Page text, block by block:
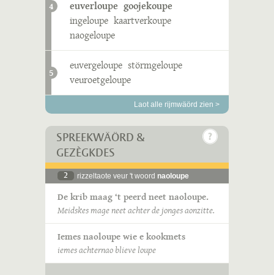
4
euverloupe goojekoupe
ingeloupe kaartverkoupe
naogeloupe
5
euvergeloupe störmgeloupe
veuroetgeloupe
Laot alle rijmwäörd zien >
SPREEKWÄÖRD &
GEZÈGKDES
2 rizzeltaote veur 't woord naoloupe
De krib maag ‘t peerd neet naoloupe.
Meidskes mage neet achter de jonges aonzitte.
Iemes naoloupe wie e kookmets
iemes achternao blieve loupe